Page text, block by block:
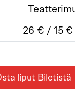
26 € / 15
liput Biletistä